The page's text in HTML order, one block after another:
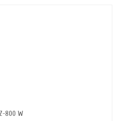
800 W